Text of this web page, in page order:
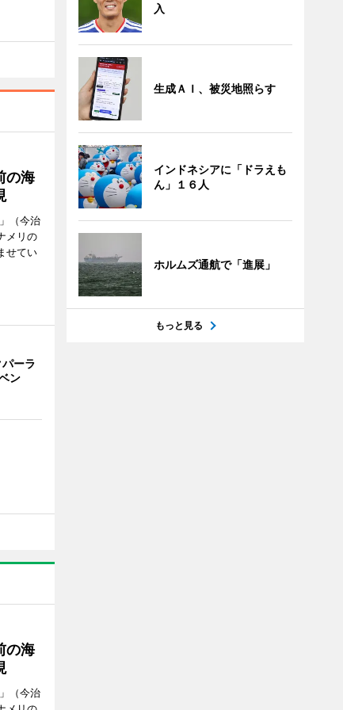
の海
（今治
メリの
せてい
ーラ
ン
の海
（今治
入
生成ＡＩ、被災地照らす
インドネシアに「ドラえも
ん」１６人
ホルムズ通航で「進展」
もっと見る